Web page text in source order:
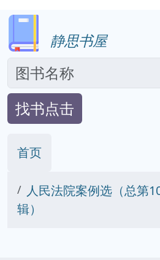
静思书屋
找书点击
首页
人民法院案例选（总第
辑）